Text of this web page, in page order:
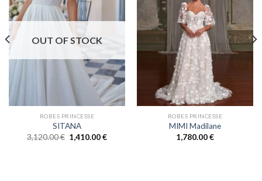
OUT OF STOCK
ROBES PRINCESSE
SITANA
3,120.00€ 1,410.00€
ROBES PRINCESSE
MIMI Madilane
1,780.00€